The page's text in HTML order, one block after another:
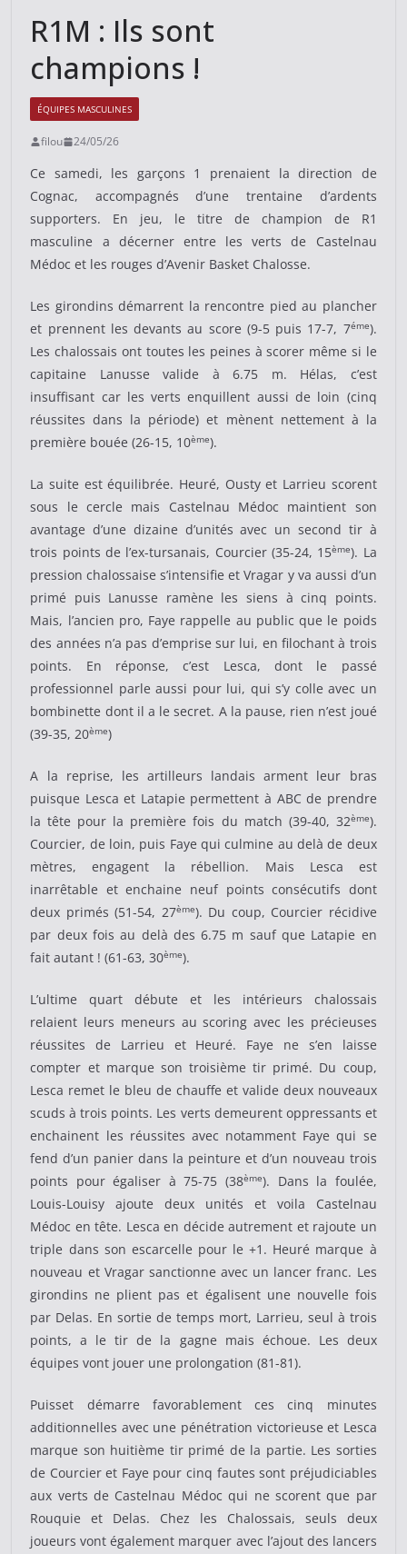
R1M : Ils sont
champions !
ÉQUIPES MASCULINES
filou 24/05/26
Ce samedi, les garçons 1 prenaient la direction de
Cognac, accompagnés d’une trentaine d’ardents
supporters. En jeu, le titre de champion de R1
masculine a décerner entre les verts de Castelnau
Médoc et les rouges d’Avenir Basket Chalosse.
Les girondins démarrent la rencontre pied au plancher
et prennent les devants au score (9-5 puis 17-7, 7éme).
Les chalossais ont toutes les peines à scorer même si le
capitaine Lanusse valide à 6.75 m. Hélas, c’est
insuffisant car les verts enquillent aussi de loin (cinq
réussites dans la période) et mènent nettement à la
première bouée (26-15, 10ème).
La suite est équilibrée. Heuré, Ousty et Larrieu scorent
sous le cercle mais Castelnau Médoc maintient son
avantage d’une dizaine d’unités avec un second tir à
trois points de l’ex-tursanais, Courcier (35-24, 15ème). La
pression chalossaise s’intensifie et Vragar y va aussi d’un
primé puis Lanusse ramène les siens à cinq points.
Mais, l’ancien pro, Faye rappelle au public que le poids
des années n’a pas d’emprise sur lui, en filochant à trois
points. En réponse, c’est Lesca, dont le passé
professionnel parle aussi pour lui, qui s’y colle avec un
bombinette dont il a le secret. A la pause, rien n’est joué
(39-35, 20ème)
A la reprise, les artilleurs landais arment leur bras
puisque Lesca et Latapie permettent à ABC de prendre
la tête pour la première fois du match (39-40, 32ème).
Courcier, de loin, puis Faye qui culmine au delà de deux
mètres, engagent la rébellion. Mais Lesca est
inarrêtable et enchaine neuf points consécutifs dont
deux primés (51-54, 27ème). Du coup, Courcier récidive
par deux fois au delà des 6.75 m sauf que Latapie en
fait autant ! (61-63, 30ème).
L’ultime quart débute et les intérieurs chalossais
relaient leurs meneurs au scoring avec les précieuses
réussites de Larrieu et Heuré. Faye ne s’en laisse
compter et marque son troisième tir primé. Du coup,
Lesca remet le bleu de chauffe et valide deux nouveaux
scuds à trois points. Les verts demeurent oppressants et
enchainent les réussites avec notamment Faye qui se
fend d’un panier dans la peinture et d’un nouveau trois
points pour égaliser à 75-75 (38ème). Dans la foulée,
Louis-Louisy ajoute deux unités et voila Castelnau
Médoc en tête. Lesca en décide autrement et rajoute un
triple dans son escarcelle pour le +1. Heuré marque à
nouveau et Vragar sanctionne avec un lancer franc. Les
girondins ne plient pas et égalisent une nouvelle fois
par Delas. En sortie de temps mort, Larrieu, seul à trois
points, a le tir de la gagne mais échoue. Les deux
équipes vont jouer une prolongation (81-81).
Puisset démarre favorablement ces cinq minutes
additionnelles avec une pénétration victorieuse et Lesca
marque son huitième tir primé de la partie. Les sorties
de Courcier et Faye pour cinq fautes sont préjudiciables
aux verts de Castelnau Médoc qui ne scorent que par
Rouquie et Delas. Chez les Chalossais, seuls deux
joueurs vont également marquer avec l’ajout des lancers